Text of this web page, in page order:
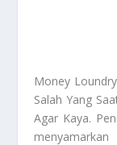
Money Loundry
Salah Yang
Agar Kaya.